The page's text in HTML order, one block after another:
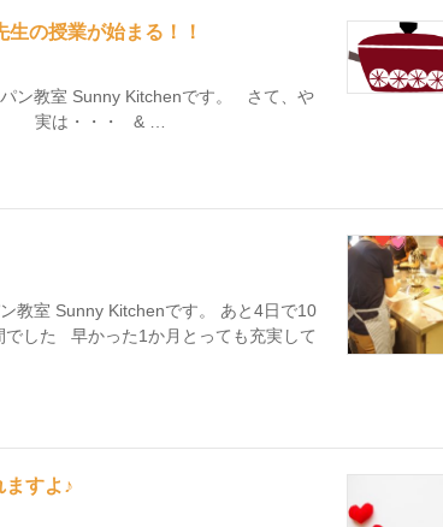
の授業が始まる！！
ン教室 Sunny Kitchenです。 さて、や
！ 実は・・・ & …
教室 Sunny Kitchenです。 あと4日で10
でした 早かった1か月とっても充実して
すよ♪